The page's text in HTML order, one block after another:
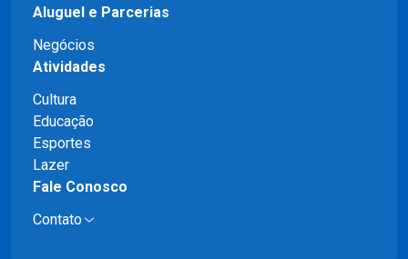
Aluguel e Parcerias
Negócios
Atividades
Cultura
Educação
Esportes
Lazer
Fale Conosco
Contato